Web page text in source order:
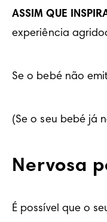
ASSIM QUE
experiência
Se o bebé não
(Se o seu bebé já
Nervosa
É possível que o